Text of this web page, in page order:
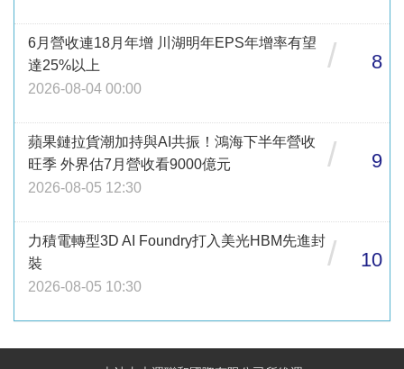
6月營收連18月年增 川湖明年EPS年增率有望
達25%以上
2026-08-04 00:00
/ 8
蘋果鏈拉貨潮加持與AI共振！鴻海下半年營收
旺季 外界估7月營收看9000億元
2026-08-05 12:30
/ 9
力積電轉型3D AI Foundry打入美光HBM先進封
裝
2026-08-05 10:30
/ 10